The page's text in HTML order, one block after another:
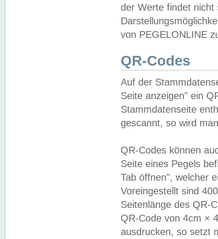
der Werte findet
von PEGELONLINE
QR-Codes
Auf der
Seite anzeigen" ein
Stammdatenseite
gescannt, so wird
QR-Codes können
Seite eines Pegels
Tab öffnen", welcher
Voreingestellt sind
Seitenlänge des QR-
QR-Code von 4cm ×
ausdrucken, so setzt